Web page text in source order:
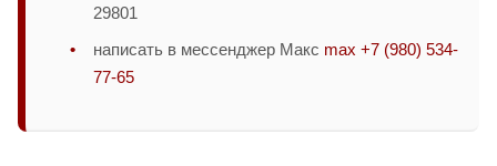
29801
написать в мессенджер Макс max +7 (980) 534-
77-65